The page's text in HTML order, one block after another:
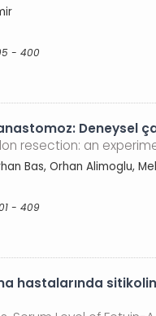
- 400
Deneysel
resection: an
Bas, Orhan Alimoglu,
- 409
hastalarında